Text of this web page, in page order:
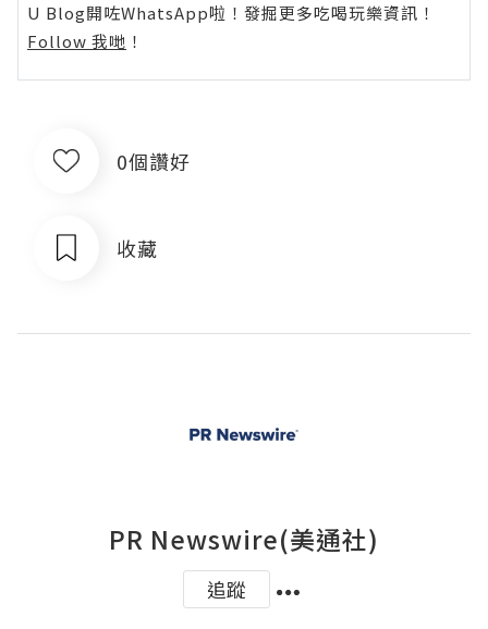
U Blog開咗WhatsApp啦！發掘更多吃喝玩樂資訊！
Follow 我哋 ！
0個讚好
收藏
PR Newswire(美通社)
追蹤